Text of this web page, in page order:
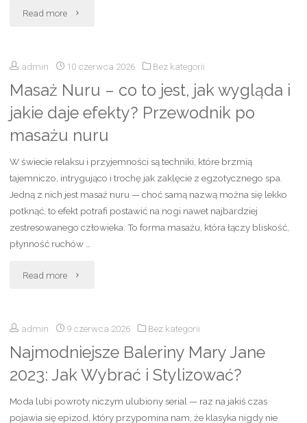
obejrzenia"
Read more "Numer
–
co
to
numer,
kogo
kto
admin 10 czerwca 2026 Bez kategorii
Masaż Nuru – co to jest, jak wygląda i
jakie daje efekty? Przewodnik po
masażu nuru
W świecie relaksu i przyjemności są techniki, które brzmią
tajemniczo, intrygująco i trochę jak zaklęcie z egzotycznego spa.
Jedną z nich jest masaź nuru — choć samą nazwą można się lekko
potknąć, to efekt potrafi postawić na nogi nawet najbardziej
zestresowanego człowieka. To forma masażu, która łączy bliskość,
płynność ruchów …
Read more "Masaż
–
co
to
admin 9 czerwca 2026 Bez kategorii
Najmodniejsze Baleriny Mary Jane
2023: Jak Wybrać i Stylizować?
Moda lubi powroty niczym ulubiony serial — raz na jakiś czas
pojawia się epizod, który przypomina nam, że klasyka nigdy nie